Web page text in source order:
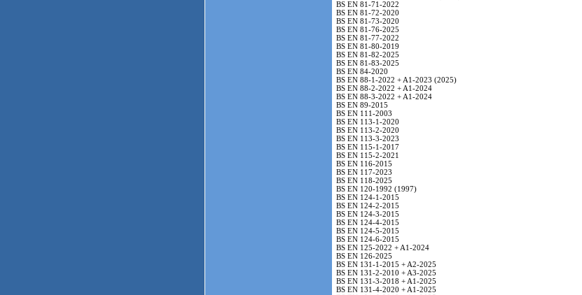
BS EN 81-71-2022
BS EN 81-72-2020
BS EN 81-73-2020
BS EN 81-76-2025
BS EN 81-77-2022
BS EN 81-80-2019
BS EN 81-82-2025
BS EN 81-83-2025
BS EN 84-2020
BS EN 88-1-2022 + A1-2023 (2025)
BS EN 88-2-2022 + A1-2024
BS EN 88-3-2022 + A1-2024
BS EN 89-2015
BS EN 111-2003
BS EN 113-1-2020
BS EN 113-2-2020
BS EN 113-3-2023
BS EN 115-1-2017
BS EN 115-2-2021
BS EN 116-2015
BS EN 117-2023
BS EN 118-2025
BS EN 120-1992 (1997)
BS EN 124-1-2015
BS EN 124-2-2015
BS EN 124-3-2015
BS EN 124-4-2015
BS EN 124-5-2015
BS EN 124-6-2015
BS EN 125-2022 + A1-2024
BS EN 126-2025
BS EN 131-1-2015 + A2-2025
BS EN 131-2-2010 + A3-2025
BS EN 131-3-2018 + A1-2025
BS EN 131-4-2020 + A1-2025